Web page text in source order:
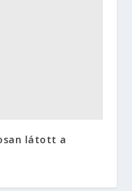
látott a